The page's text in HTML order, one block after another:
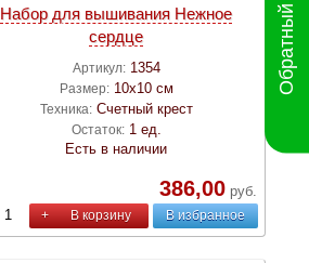
Набор для вышивания Нежное
сердце
Артикул: 1354
Размер: 10х10 см
Техника: Счетный крест
Остаток: 1 ед.
Есть в наличии
386,00руб.
+ В корзину В избранное